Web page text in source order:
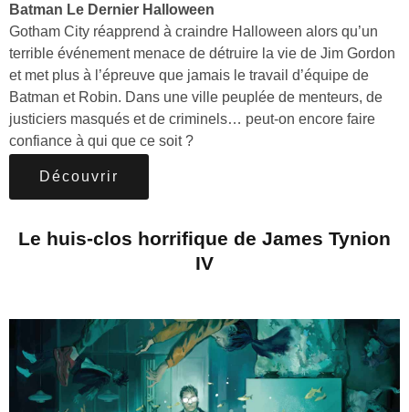
Batman Le Dernier Halloween
Gotham City réapprend à craindre Halloween alors qu’un
terrible événement menace de détruire la vie de Jim Gordon
et met plus à l’épreuve que jamais le travail d’équipe de
Batman et Robin. Dans une ville peuplée de menteurs, de
justiciers masqués et de criminels… peut-on encore faire
confiance à qui que ce soit ?
Découvrir
Le huis-clos horrifique de James Tynion
IV